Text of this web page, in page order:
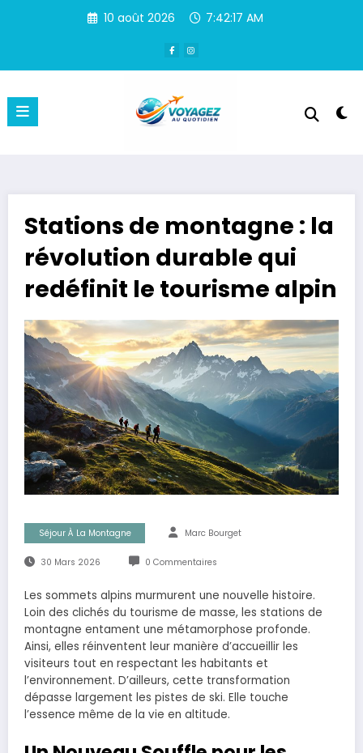
10 août 2026 7:42:17 AM
Stations de montagne : la
révolution durable qui
redéfinit le tourisme alpin
Séjour À La Montagne Marc Bourget
30 Mars 2026 0 Commentaires
Les sommets alpins murmurent une nouvelle histoire.
Loin des clichés du tourisme de masse, les stations de
montagne entament une métamorphose profonde.
Ainsi, elles réinventent leur manière d’accueillir les
visiteurs tout en respectant les habitants et
l’environnement. D’ailleurs, cette transformation
dépasse largement les pistes de ski. Elle touche
l’essence même de la vie en altitude.